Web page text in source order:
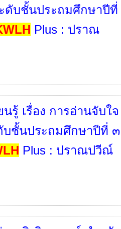
ดับชั้นประถมศึกษาปีที่
Plus : ปราณ
รู้ เรื่อง การอ่านจับใจ
บชั้นประถมศึกษาปีที่ ๓
Plus : ปราณปวีณ์